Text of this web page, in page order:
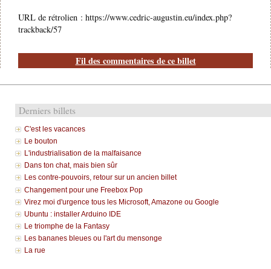
URL de rétrolien : https://www.cedric-augustin.eu/index.php?
trackback/57
Fil des commentaires de ce billet
Derniers billets
C'est les vacances
Le bouton
L'industrialisation de la malfaisance
Dans ton chat, mais bien sûr
Les contre-pouvoirs, retour sur un ancien billet
Changement pour une Freebox Pop
Virez moi d'urgence tous les Microsoft, Amazone ou Google
Ubuntu : installer Arduino IDE
Le triomphe de la Fantasy
Les bananes bleues ou l'art du mensonge
La rue